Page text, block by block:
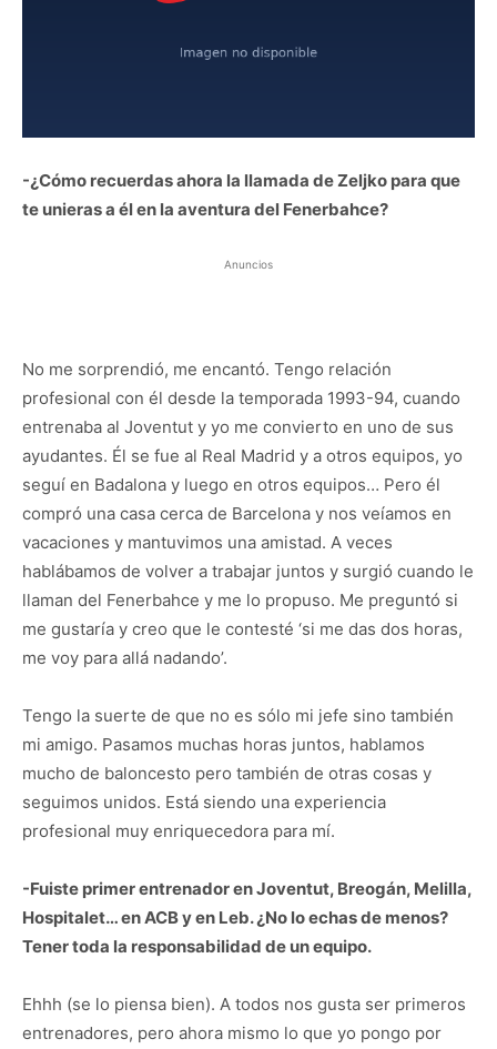
-¿Cómo recuerdas ahora la llamada de Zeljko para que
te unieras a él en la aventura del Fenerbahce?
Anuncios
No me sorprendió, me encantó. Tengo relación
profesional con él desde la temporada 1993-94, cuando
entrenaba al Joventut y yo me convierto en uno de sus
ayudantes. Él se fue al Real Madrid y a otros equipos, yo
seguí en Badalona y luego en otros equipos… Pero él
compró una casa cerca de Barcelona y nos veíamos en
vacaciones y mantuvimos una amistad. A veces
hablábamos de volver a trabajar juntos y surgió cuando le
llaman del Fenerbahce y me lo propuso. Me preguntó si
me gustaría y creo que le contesté ‘si me das dos horas,
me voy para allá nadando’.
Tengo la suerte de que no es sólo mi jefe sino también
mi amigo. Pasamos muchas horas juntos, hablamos
mucho de baloncesto pero también de otras cosas y
seguimos unidos. Está siendo una experiencia
profesional muy enriquecedora para mí.
-Fuiste primer entrenador en Joventut, Breogán, Melilla,
Hospitalet… en ACB y en Leb. ¿No lo echas de menos?
Tener toda la responsabilidad de un equipo.
Ehhh (se lo piensa bien). A todos nos gusta ser primeros
entrenadores, pero ahora mismo lo que yo pongo por